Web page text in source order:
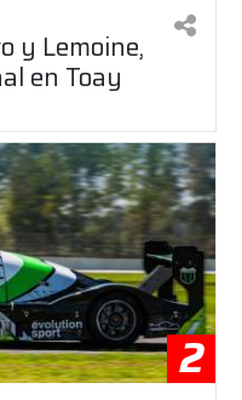
y Lemoine,
en Toay
2